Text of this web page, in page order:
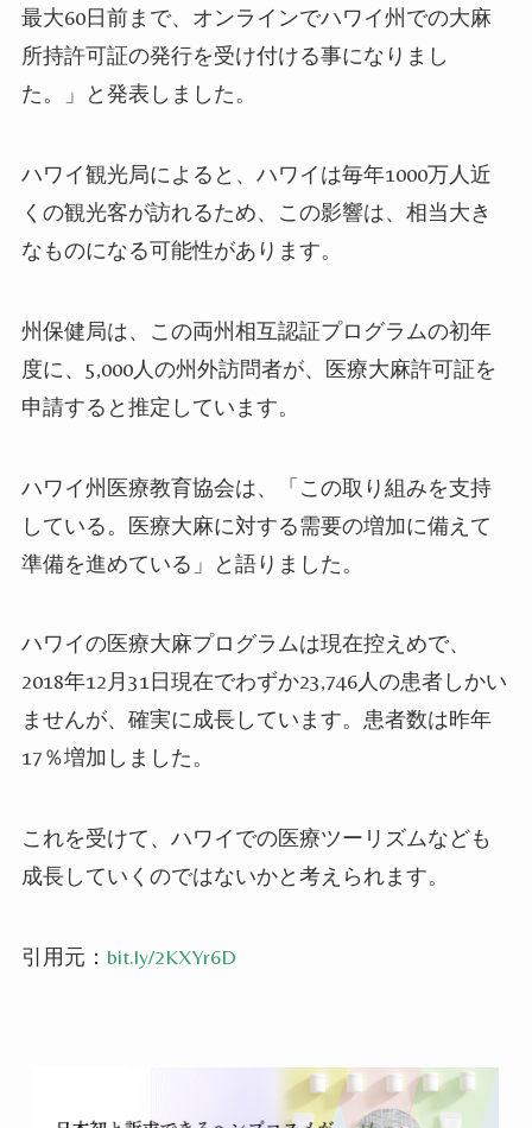
最大60日前まで、オンラインでハワイ州での大麻
所持許可証の発行を受け付ける事になりまし
た。」と発表しました。
ハワイ観光局によると、ハワイは毎年1000万人近
くの観光客が訪れるため、この影響は、相当大き
なものになる可能性があります。
州保健局は、この両州相互認証プログラムの初年
度に、5,000人の州外訪問者が、医療大麻許可証を
申請すると推定しています。
ハワイ州医療教育協会は、「この取り組みを支持
している。医療大麻に対する需要の増加に備えて
準備を進めている」と語りました。
ハワイの医療大麻プログラムは現在控えめで、
2018年12月31日現在でわずか23,746人の患者しかい
ませんが、確実に成長しています。患者数は昨年
17％増加しました。
これを受けて、ハワイでの医療ツーリズムなども
成長していくのではないかと考えられます。
引用元： bit.ly/2KXYr6D